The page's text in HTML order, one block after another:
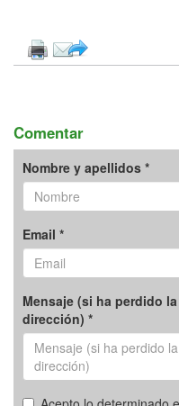
Comentar
Nombre y apellidos *
Email *
Mensaje (si ha perdido
dirección) *